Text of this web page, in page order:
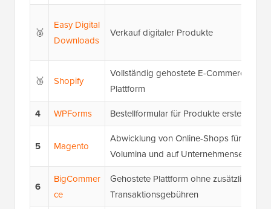
🥈
Easy Digital
Downloads
Verkauf digitaler Produkte
🥉 Shopify
Vollständig gehostete E-Commerce-
Plattform
4
WPForms Bestellformular für Produkte erstellen
5 Magento
Abwicklung von Online-Shops für große
Volumina und auf Unternehmensebene
6
BigCommer
ce
Gehostete Plattform ohne zusätzliche
Transaktionsgebühren